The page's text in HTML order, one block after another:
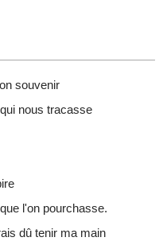
souvenir
qui nous tracasse
l'on pourchasse.
dû tenir ma main